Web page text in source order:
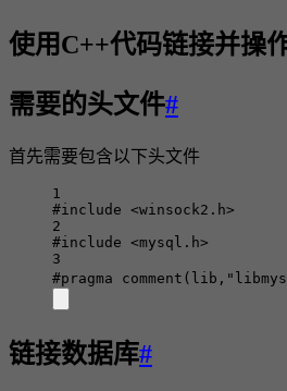
使用C++代码链接并操
需要的头文件#
首先需要包含以下头文件
1
#include <winsock2.h>
2
#include <mysql.h>
3
#pragma
comment ( lib ,
链接数据库#